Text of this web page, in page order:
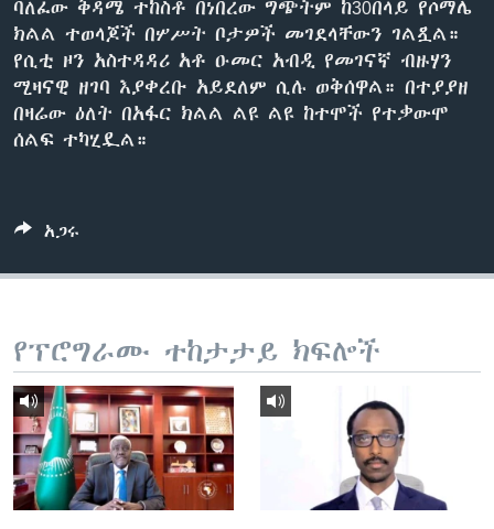
ባለፈው ቅዳሜ ተከስቶ በነበረው ግጭትም ከ30በላይ የሶማሌ
ክልል ተወላጆች በሦሥት ቦታዎች መገደላቸውን ገልጿል።
የሲቲ ዞን አስተዳዳሪ አቶ ዑመር አብዲ የመገናኛ ብዙሃን
ሚዛናዊ ዘገባ እያቀረቡ አይደለም ሲሉ ወቅሰዋል። በተያያዘ
በዛሬው ዕለት በአፋር ክልል ልዩ ልዩ ከተሞች የተቃውሞ
ሰልፍ ተካሂዷል።
አጋሩ
የፕሮግራሙ ተከታታይ ክፍሎች